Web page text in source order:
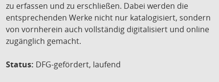
zu erfassen und zu erschließen. Dabei werden die
entsprechenden Werke nicht nur katalogisiert, sondern
von vornherein auch vollständig digitalisiert und online
zugänglich gemacht.
Status: DFG-gefördert, laufend